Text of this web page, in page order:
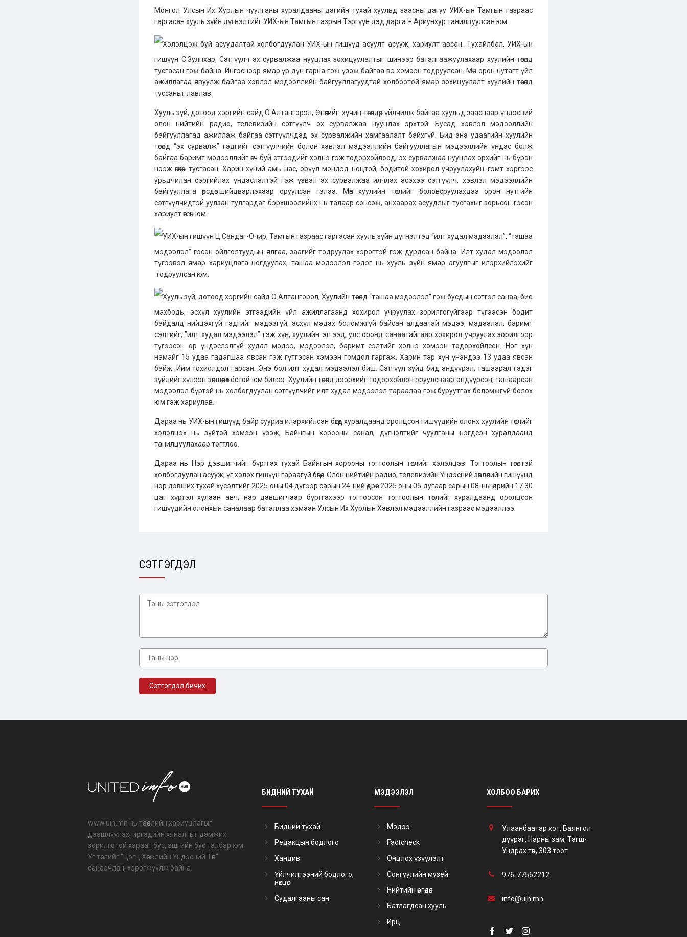
Монгол Улсын Их Хурлын чуулганы хуралдааны дэгийн тухай хуульд заасны дагуу УИХ-ын Тамгын газраас
гаргасан хууль зүйн дүгнэлтийг УИХ-ын Тамгын газрын Тэргүүн дэд дарга Ч.Ариунхур танилцуулсан юм.
Хэлэлцэж буй асуудалтай холбогдуулан УИХ-ын гишүүд асуулт асууж, хариулт авсан. Тухайлбал, УИХ-ын
гишүүн С.Зулпхар, Сэтгүүлч эх сурвалжаа нууцлах зохицуулалтыг шинээр баталгаажуулахаар хуулийн төсөлд
тусгасан гэж байна. Ингэснээр ямар үр дүн гарна гэж үзэж байгаа вэ хэмээн тодруулсан. Мөн орон нутагт үйл
ажиллагаа явуулж байгаа хэвлэл мэдээллийн байгууллагуудтай холбоотой ямар зохицуулалт хуулийн төсөлд
туссаныг лавлав.
Хууль зүй, дотоод хэргийн сайд О.Алтангэрэл, Өнөөгийн хүчин төгөлдөр үйлчилж байгаа хуульд зааснаар үндэсний
олон нийтийн радио, телевизийн сэтгүүлч эх сурвалжаа нууцлах эрхтэй. Бусад хэвлэл мэдээллийн
байгууллагад ажиллаж байгаа сэтгүүлчдэд эх сурвалжийн хамгаалалт байхгүй. Бид энэ удаагийн хуулийн
төсөлд “эх сурвалж” гэдгийг сэтгүүлчийн болон хэвлэл мэдээллийн байгууллагын мэдээллийн үндэс болж
байгаа баримт мэдээллийг өгч буй этгээдийг хэлнэ гэж тодорхойлоод, эх сурвалжаа нууцлах эрхийг нь бүрэн
нээж өгөхөөр тусгасан. Харин хүний амь нас, эрүүл мэндэд ноцтой, бодитой хохирол учруулахуйц гэмт хэргээс
урьдчилан сэргийлэх үндэслэлтэй гэж үзвэл эх сурвалжаа илчлэх эсэхээ сэтгүүлч, хэвлэл мэдээллийн
байгууллага өөрсдөө шийдвэрлэхээр оруулсан гэлээ. Мөн хуулийн төслийг боловсруулахдаа орон нутгийн
сэтгүүлчидтэй уулзан тулгардаг бэрхшээлийнх нь талаар сонсож, анхаарах асуудлыг тусгахыг зорьсон гэсэн
хариулт өгсөн юм.
УИХ-ын гишүүн Ц.Сандаг-Очир, Тамгын газраас гаргасан хууль зүйн дүгнэлтэд “илт худал мэдээлэл”, “ташаа
мэдээлэл” гэсэн ойлголтуудын ялгаа, заагийг тодруулах хэрэгтэй гэж дурдсан байна. Илт худал мэдээлэл
түгээвэл ямар хариуцлага ногдуулах, ташаа мэдээлэл гэдэг нь хууль зүйн ямар агуулгыг илэрхийлэхийг
тодруулсан юм.
Хууль зүй, дотоод хэргийн сайд О.Алтангэрэл, Хуулийн төсөлд “ташаа мэдээлэл” гэж бусдын сэтгэл санаа, бие
махбодь, эсхүл хуулийн этгээдийн үйл ажиллагаанд хохирол учруулах зорилгогүйгээр түгээсэн бодит
байдалд нийцэхгүй гэдгийг мэдээгүй, эсхүл мэдэх боломжгүй байсан алдаатай мэдээ, мэдээлэл, баримт
сэлтийг; ”илт худал мэдээлэл” гэж хүн, хуулийн этгээд, улс оронд санаатайгаар хохирол учруулах зорилгоор
түгээсэн ор үндэслэлгүй худал мэдээ, мэдээлэл, баримт сэлтийг хэлнэ хэмээн тодорхойлсон. Нэг хүн
намайг 15 удаа гадагшаа явсан гэж гүтгэсэн хэмээн гомдол гаргаж. Харин тэр хүн үнэндээ 13 удаа явсан
байж. Ийм тохиолдол гарсан. Энэ бол илт худал мэдээлэл биш. Сэтгүүл зүйд бид эндүүрэл, ташаарал гэдэг
зүйлийг хүлээн зөвшөөрөх ёстой юм билээ. Хуулийн төсөлд дээрхийг тодорхойлон оруулснаар эндүүрсэн, ташаарсан
мэдээлэл бүртэй нь холбогдуулан сэтгүүлчийг илт худал мэдээлэл тараалаа гэж буруутгах боломжгүй болох
юм гэж хариулав.
Дараа нь УИХ-ын гишүүд байр сууриа илэрхийлсэн бөгөөд хуралдаанд оролцсон гишүүдийн олонх хуулийн төслийг
хэлэлцэх нь зүйтэй хэмээн үзэж, Байнгын хорооны санал, дүгнэлтийг чуулганы нэгдсэн хуралдаанд
танилцуулахаар тогтлоо.
Дараа нь Нэр дэвшигчийг бүртгэх тухай Байнгын хорооны тогтоолын төслийг хэлэлцэв. Тогтоолын төсөлтэй
холбогдуулан асууж, үг хэлэх гишүүн гараагүй бөгөөд Олон нийтийн радио, телевизийн Үндэсний зөвлөлийн гишүүнд
нэр дэвших тухай хүсэлтийг 2025 оны 04 дүгээр сарын 24-ний өдрөөс 2025 оны 05 дугаар сарын 08-ны өдрийн 17.30
цаг хүртэл хүлээн авч, нэр дэвшигчээр бүртгэхээр тогтоосон тогтоолын төслийг хуралдаанд оролцсон
гишүүдийн олонхын саналаар баталлаа хэмээн Улсын Их Хурлын Хэвлэл мэдээллийн газраас мэдээллээ.
СЭТГЭГДЭЛ
www.uih.mn нь төлөөллийн хариуцлагыг
дээшлүүлэх, иргэдийн хяналтыг дэмжих
зорилготой хараат бус, ашгийн бус талбар юм.
Уг төслийг "Цогц Хөгжлийн Үндэсний Төв"
санаачлан, хэрэгжүүлж байна.
БИДНИЙ ТУХАЙ
Бидний тухай
Редакцын бодлого
Хандив
Үйлчилгээний бодлого,
нөхцөл
Судалгааны сан
МЭДЭЭЛЭЛ
Мэдээ
Factcheck
Онцлох үзүүлэлт
Сонгуулийн музей
Нийтийн өргөдөл
Батлагдсан хууль
Ирц
ХОЛБОО БАРИХ
Улаанбаатар хот, Баянгол
дүүрэг, Нарны зам, Тэгш-
Ундрах төв, 303 тоот
976-77552212
info@uih.mn